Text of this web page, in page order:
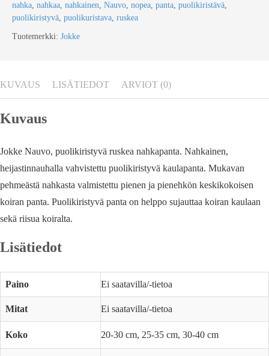
nahka, nahkaa, nahkainen, Nauvo, nopea, panta, puolikiristävä,
puolikiristyvä, puolikuristava, ruskea
Tuotemerkki: Jokke
KUVAUS LISÄTIEDOT ARVIOT (0)
Kuvaus
Jokke Nauvo, puolikiristyvä ruskea nahkapanta. Nahkainen,
heijastinnauhalla vahvistettu puolikiristyvä kaulapanta. Mukavan
pehmeästä nahkasta valmistettu pienen ja pienehkön keskikokoisen
koiran panta. Puolikiristyvä panta on helppo sujauttaa koiran kaulaan
sekä riisua koiralta.
Lisätiedot
Paino Ei saatavilla/-tietoa
Mitat Ei saatavilla/-tietoa
Koko 20-30 cm, 25-35 cm, 30-40 cm